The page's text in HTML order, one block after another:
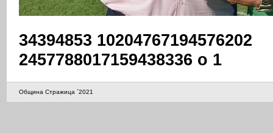
34394853 10204767194576202
2457788017159438336 o 1
Община Стражица `2021